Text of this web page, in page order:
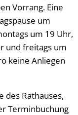
Vorrang. Eine
um
um 19 Uhr,
und freitags um
keine Anliegen
des Rathauses,
Terminbuchung